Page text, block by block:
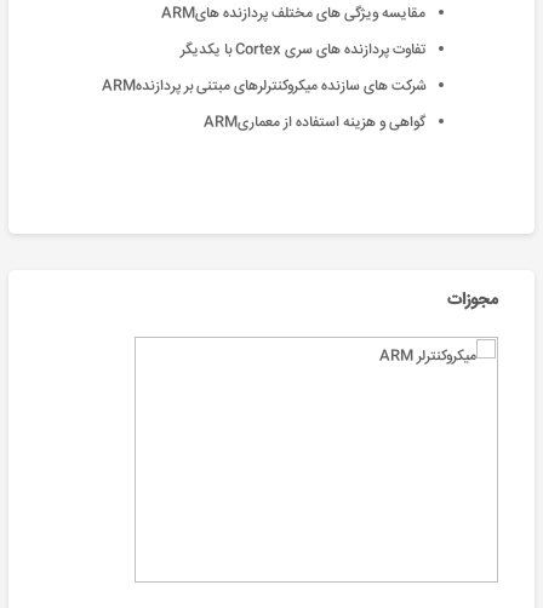
مقایسه ویژگی های مختلف پردازنده هایARM
تفاوت پردازنده های سری Cortex با یکدیگر
شرکت های سازنده میکروکنترلرهای مبتنی بر پردازندهARM
گواهی و هزینه استفاده از معماریARM
مجوزات